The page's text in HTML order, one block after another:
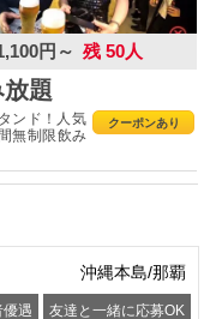
円～ 残 50人
題
クーポンあり
ンド！人気
無制限飲み
沖縄本島/那覇
優遇 友達と一緒に応募OK